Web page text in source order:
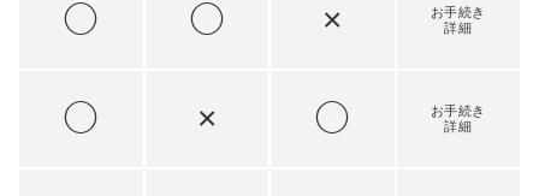
◯ ◯ ×
お手続き
詳細
◯ × ◯
お手続き
詳細